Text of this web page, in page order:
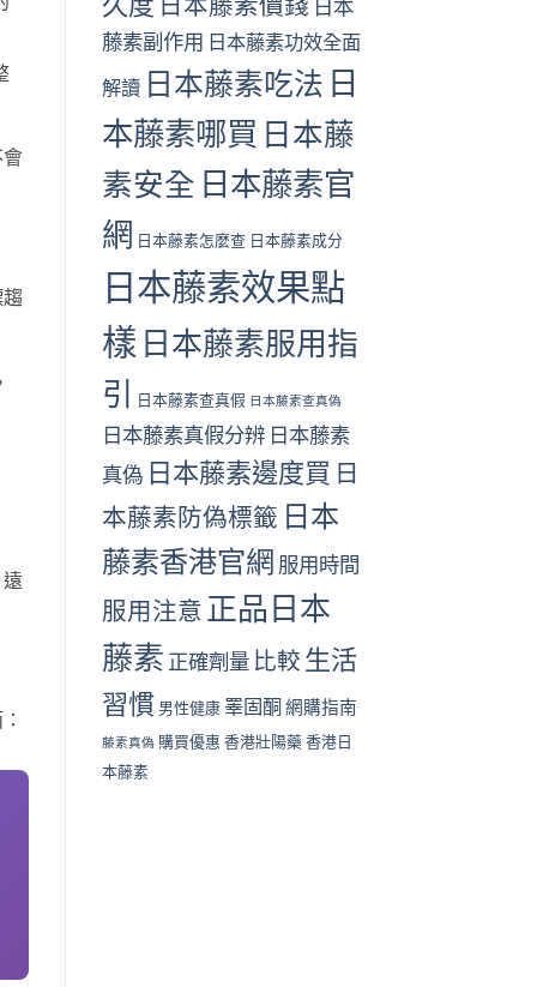
日本
藤素副作用 日本藤素功效全面
解讀 日本藤素吃法 日
本藤素哪買 日本藤
素安全 日本藤素官
網 日本藤素怎麼查 日本藤素成分
日本藤素效果點
樣 日本藤素服用指
引
日本藤素查真假 日本藤素查真偽
日本藤素真假分辨 日本藤素
真偽 日本藤素邊度買 日
本藤素防偽標籤 日本
藤素香港官網 服用時間
服用注意 正品日本
藤素 正確劑量 比較 生活
習慣 男性健康 睪固酮網購指南
藤素真偽 購買優惠 香港壯陽藥 香港日
本藤素